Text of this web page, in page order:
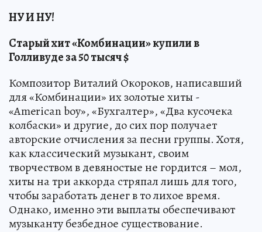
НУ И НУ!
Старый хит «Комбинации» купили в
Голливуде за 50 тысяч $
Композитор Виталий Окороков, написавший
для «Комбинации» их золотые хиты -
«American boy», «Бухгалтер», «Два кусочека
колбаски» и другие, до сих пор получает
авторские отчисления за песни группы. Хотя,
как классический музыкант, своим
творчеством в девяностые не гордится – мол,
хиты на три аккорда стряпал лишь для того,
чтобы заработать денег в то лихое время.
Однако, именно эти выплаты обеспечивают
музыканту безбедное существование.